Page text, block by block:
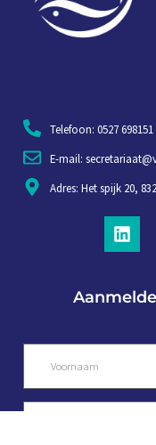
Telefoon: 0527 698151
E-mail:
Adres: Het spijk 20,